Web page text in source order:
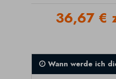
36,67 €
Wann werde ich